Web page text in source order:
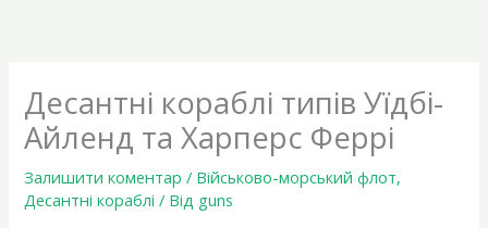
Десантні кораблі типів Уїдбі-
Айленд та Харперс Феррі
Залишити коментар / Військово-морський флот,
Десантні кораблі / Від guns